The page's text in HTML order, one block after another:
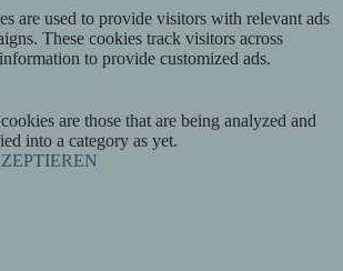
are used to provide visitors with relevant ads
These cookies track visitors across
to provide customized ads.
are those that are being analyzed and
into a category as yet.